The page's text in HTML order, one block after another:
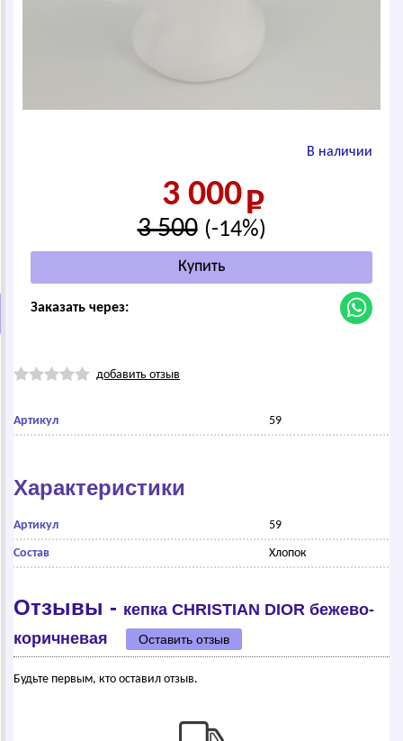
В наличии
3 000
3 500 (-14%)
Заказать через:
добавить отзыв
Артикул 59
Характеристики
Артикул 59
Состав Хлопок
Отзывы - кепка СНRISТIАN DIОR бежево-
коричневая
Оставить отзыв
Будьте первым, кто оставил отзыв.